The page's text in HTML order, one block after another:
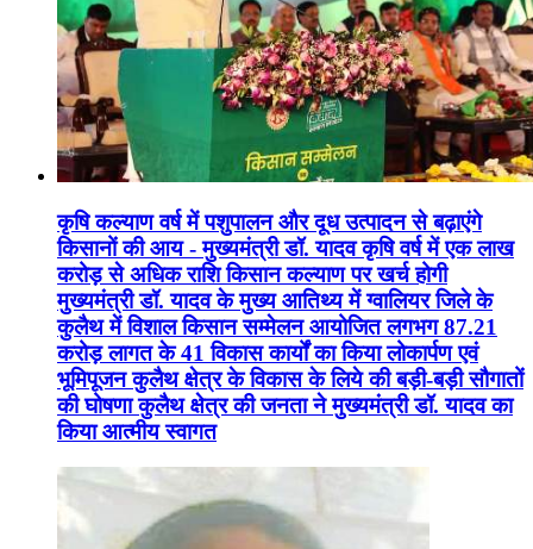
कृषि कल्याण वर्ष में पशुपालन और दूध उत्पादन से बढ़ाएंगे
किसानों की आय - मुख्यमंत्री डॉ. यादव कृषि वर्ष में एक लाख
करोड़ से अधिक राशि किसान कल्याण पर खर्च होगी
मुख्यमंत्री डॉ. यादव के मुख्य आतिथ्य में ग्वालियर जिले के
कुलैथ में विशाल किसान सम्मेलन आयोजित लगभग 87.21
करोड़ लागत के 41 विकास कार्यों का किया लोकार्पण एवं
भूमिपूजन कुलैथ क्षेत्र के विकास के लिये की बड़ी-बड़ी सौगातों
की घोषणा कुलैथ क्षेत्र की जनता ने मुख्यमंत्री डॉ. यादव का
किया आत्मीय स्वागत